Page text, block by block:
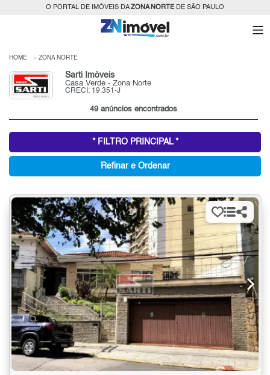
O PORTAL DE IMÓVEIS DAZONA NORTEDE SÃO PAULO
HOME ZONA NORTE
Sarti Imóveis
Casa Verde - Zona Norte
CRECI: 19.351-J
49 anúncios encontrados
* FILTRO PRINCIPAL *
Refinar e Ordenar